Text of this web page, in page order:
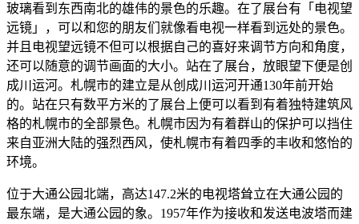
玻璃看到东西南北的雄伟的景色的乐趣。在了展台有「电视望
远镜」，可以和您的朋友们就像看电视一样看到远处的景色。
并且电视望远镜不但可以根据自己的喜好来调节方向和角度，
还可以随意的调节画面的大小。站在了展台，放眼望下便是创
成川运河。札幌市的建立是从创成川运河开通130年前开始
的。站在只有数平方米的了展台上便可以看到有着独特建筑风
格的札幌市的全部景色。札幌市因为有着群山的保护可以挡住
来自亚洲大陆的强烈西风，使札幌市有着四季的丰收和悠怡的
环境。
位于大通公园北端，高达147.2米的电视塔耸立在大通公园的
最东端，是大通公园的象。1957年作为接收和发送电波塔而建